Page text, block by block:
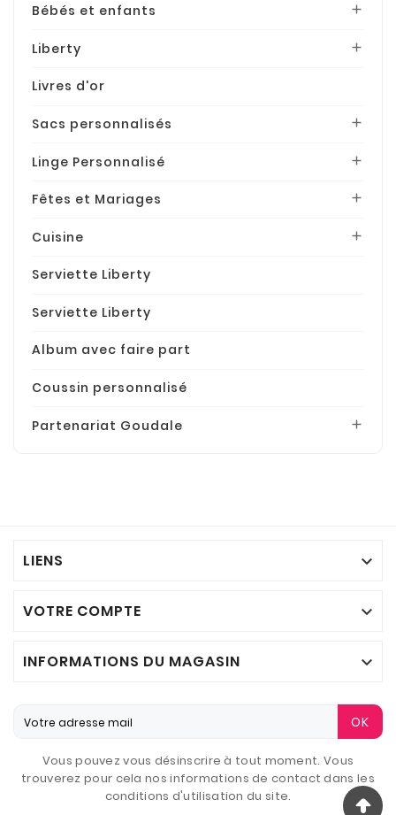
Bébés et enfants 
Liberty 
Livres d'or
Sacs personnalisés 
Linge Personnalisé 
Fêtes et Mariages 
Cuisine 
Serviette Liberty
Serviette Liberty
Album avec faire part
Coussin personnalisé
Partenariat Goudale 
LIENS 
VOTRE COMPTE 
INFORMATIONS DU MAGASIN 
OK
Vous pouvez vous désinscrire à tout moment. Vous
trouverez pour cela nos informations de contact dans les
conditions d'utilisation du site.